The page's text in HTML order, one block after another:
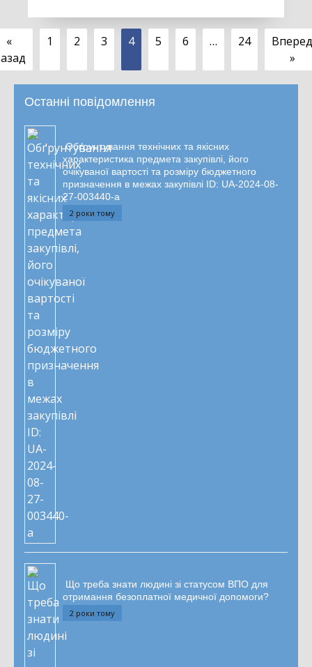
«
1 2 3 4 5 6 … 24
Вперед
»
Останні повідомлення
Обґрунтування технічних та якісних
характеристика предмета закупівлі, його
очікуваної вартості та розміру бюджетного
призначення в межах закупівлі ID: UA-2024-08-
27-003440-a
2 роки тому
Що треба знати людині зі статусом ВПО для
отримання безоплатної медичної допомоги?
2 роки тому